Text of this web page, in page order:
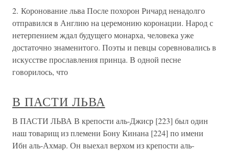
2. Коронование льва После похорон Ричард ненадолго
отправился в Англию на церемонию коронации. Народ с
нетерпением ждал будущего монарха, человека уже
достаточно знаменитого. Поэты и певцы соревновались в
искусстве прославления принца. В одной песне
говорилось, что
В ПАСТИ ЛЬВА
В ПАСТИ ЛЬВА В крепости аль-Джиср [223] был один
наш товарищ из племени Бону Кинана [224] по имени
Ибн аль-Ахмар. Он выехал верхом из крепости аль-